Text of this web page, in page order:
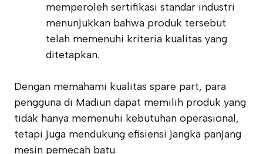
memperoleh sertifikasi standar industri
menunjukkan bahwa produk tersebut
telah memenuhi kriteria kualitas yang
ditetapkan.
Dengan memahami kualitas spare part, para
pengguna di Madiun dapat memilih produk yang
tidak hanya memenuhi kebutuhan operasional,
tetapi juga mendukung efisiensi jangka panjang
mesin pemecah batu.